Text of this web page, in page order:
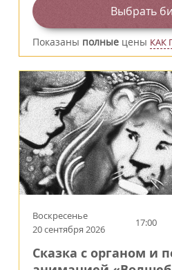
Выбрать
Показаны полные цены КАК
Воскресенье
20 сентября 2026
17:00
Сказка с органом и